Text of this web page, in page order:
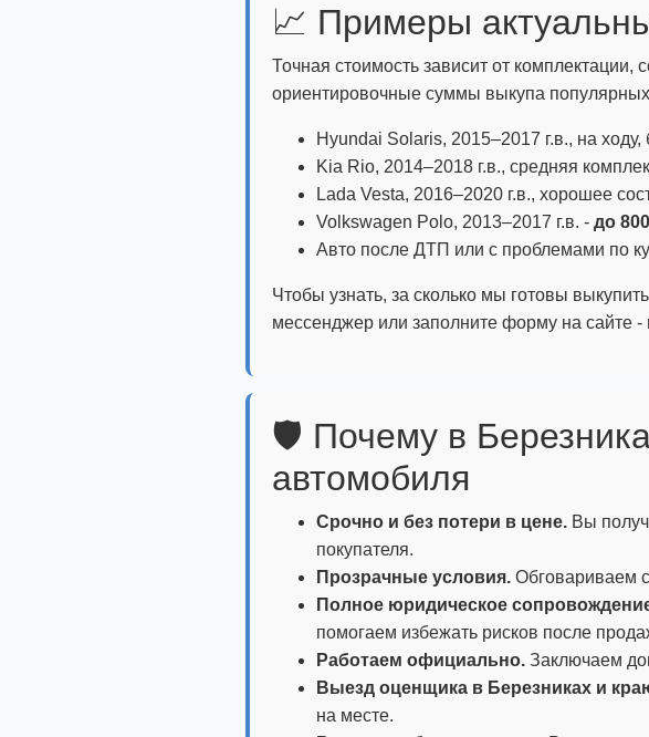
📈 Примеры
Точная стоимость зависит от
ориентировочные суммы выкупа
Hyundai Solaris, 2015–2017 г.в., на
Kia Rio, 2014–2018 г.в., средняя
Lada Vesta, 2016–2020 г.в., хорошее
Volkswagen Polo, 2013–2017 г.в. - до
Авто после ДТП или с проблемами по
Чтобы узнать, за сколько мы готовы
мессенджер или заполните форму на сайте -
🛡️ Почему в
автомобиля
Срочно и без потери в цене. Вы
покупателя.
Прозрачные условия. Обговариваем
Полное юридическое
помогаем избежать рисков после
Работаем официально. Заключаем
Выезд оценщика в Березниках и
на месте.